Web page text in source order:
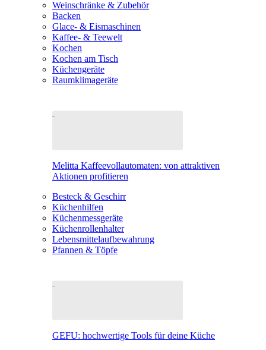
Weinschränke & Zubehör
Backen
Glace- & Eismaschinen
Kaffee- & Teewelt
Kochen
Kochen am Tisch
Küchengeräte
Raumklimageräte
Melitta Kaffeevollautomaten: von attraktiven
Aktionen profitieren
Besteck & Geschirr
Küchenhilfen
Küchenmessgeräte
Küchenrollenhalter
Lebensmittelaufbewahrung
Pfannen & Töpfe
GEFU: hochwertige Tools für deine Küche